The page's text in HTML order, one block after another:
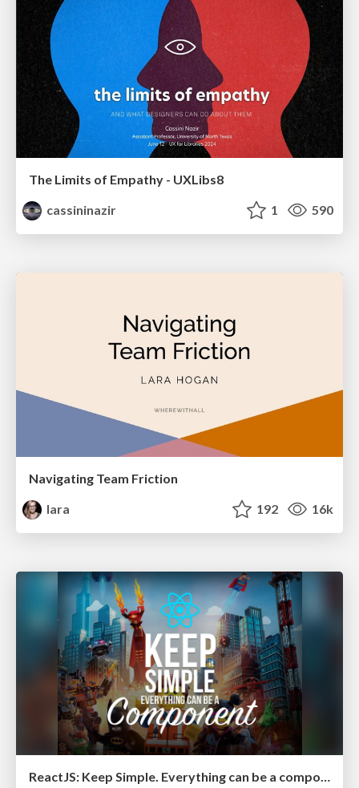
The Limits of Empathy - UXLibs8
cassininazir
1 590
Navigating Team Friction
lara
192 16k
ReactJS: Keep Simple. Everything can be a component!